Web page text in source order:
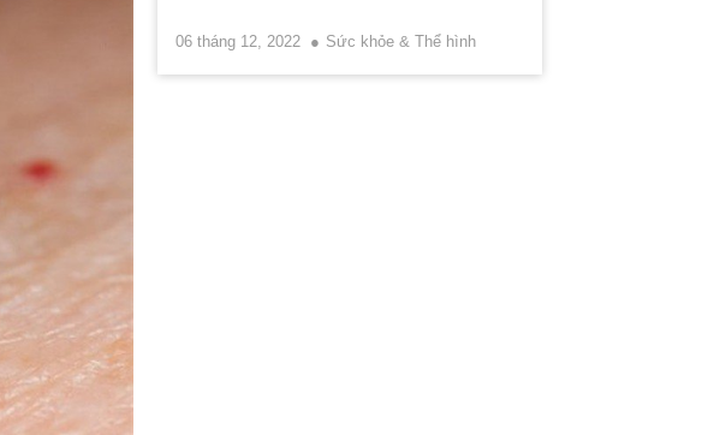
06 tháng 12, 2022 Sức khỏe & Thể hình